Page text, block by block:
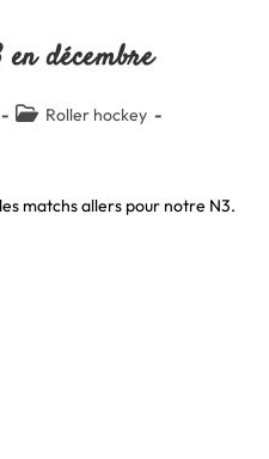
décembre
Post Roller hockey
matchs allers pour notre N3.